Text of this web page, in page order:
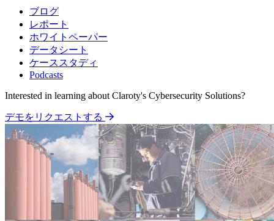
ブログ
レポート
ホワイトペーパー
データシート
ケーススタディ
Podcasts
Interested in learning about Claroty's Cybersecurity Solutions?
デモをリクエストする